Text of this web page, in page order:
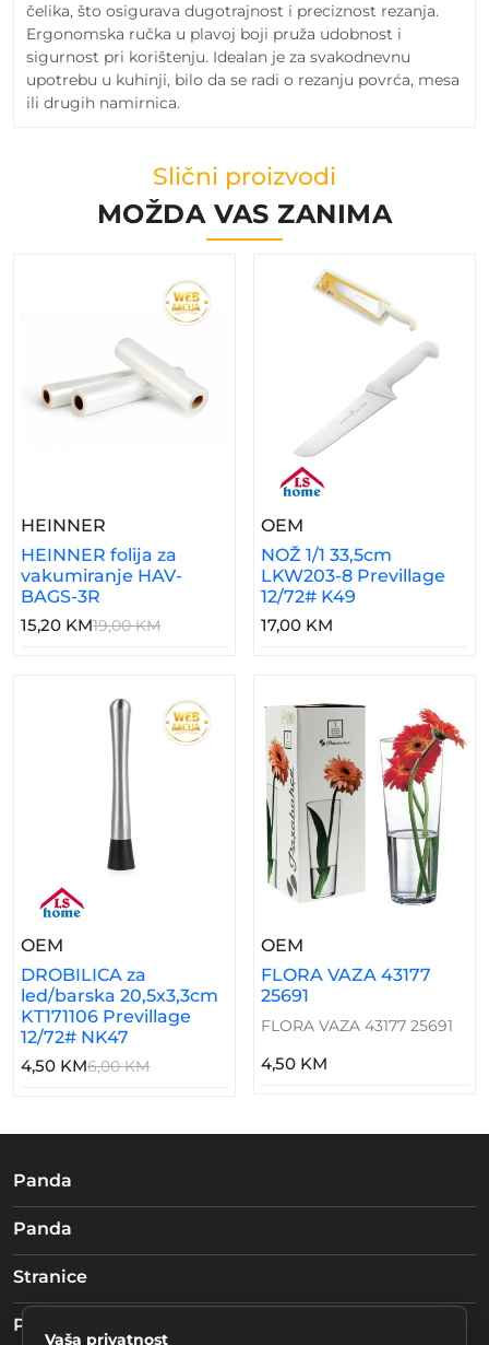
čelika, što osigurava dugotrajnost i preciznost rezanja.
Ergonomska ručka u plavoj boji pruža udobnost i
sigurnost pri korištenju. Idealan je za svakodnevnu
upotrebu u kuhinji, bilo da se radi o rezanju povrća, mesa
ili drugih namirnica.
Slični proizvodi
MOŽDA VAS ZANIMA
HEINNER – HEINNER Folija Za Vakumiranje HAV-
HEINNER folija za
vakumiranje HAV-
BAGS-3R
15,20 KM19,00 KM
OEM
NOŽ 1/1 33,5cm
LKW203-8 Previllage
12/72# K49
17,00 KM
OEM – DROBILICA Za Led/barska 20,5x3,3cm
DROBILICA za
led/barska 20,5x3,3cm
KT171106 Previllage
12/72# NK47
4,50 KM6,00 KM
OEM
FLORA VAZA 43177
25691
FLORA VAZA 43177 25691
4,50 KM
Panda
Panda
Stranice
Pratite nas
Vaša privatnost